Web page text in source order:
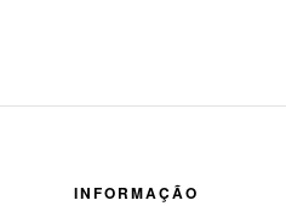
INFORMAÇÃO